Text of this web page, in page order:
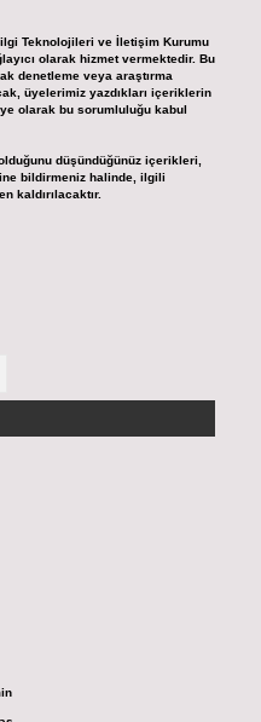
Teknolojileri ve İletişim Kurumu
olarak hizmet vermektedir. Bu
denetleme veya araştırma
üyelerimiz yazdıkları içeriklerin
olarak bu sorumluluğu kabul
düşündüğünüz içerikleri,
bildirmeniz halinde, ilgili
kaldırılacaktır.